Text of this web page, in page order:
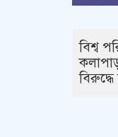
বিশ্ব